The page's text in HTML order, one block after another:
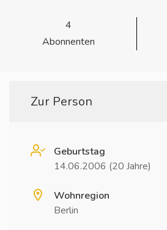
4
Abonnenten
Zur Person
Geburtstag
14.06.2006 (20 Jahre)
Wohnregion
Berlin